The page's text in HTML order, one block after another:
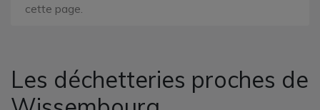
Les déchetteries proches de
cette page.